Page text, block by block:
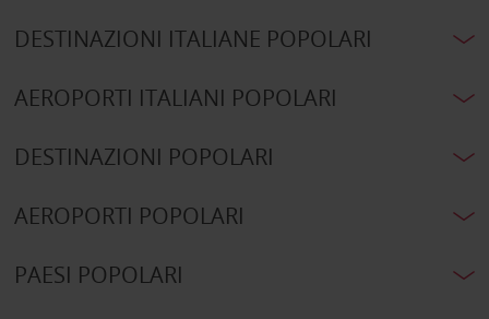
DESTINAZIONI ITALIANE POPOLARI
AEROPORTI ITALIANI POPOLARI
DESTINAZIONI POPOLARI
AEROPORTI POPOLARI
PAESI POPOLARI